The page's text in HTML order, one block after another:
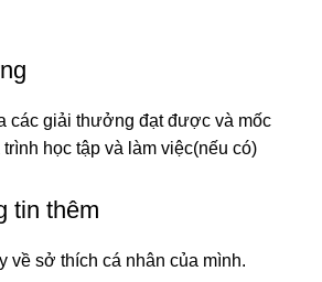
các giải thưởng đạt được và mốc
học tập và làm việc(nếu có)
tin thêm
về sở thích cá nhân của mình.